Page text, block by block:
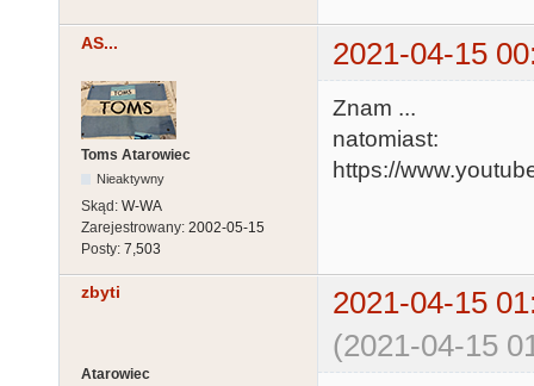
AS... 2021-04-15
Toms Atarowiec
Nieaktywny
Skąd: W-WA
Zarejestrowany: 2002-05-15
Posty: 7,503
Znam ...
natomiast:
https://
zbyti
2021-04-15
(2021-04-15
Atarowiec